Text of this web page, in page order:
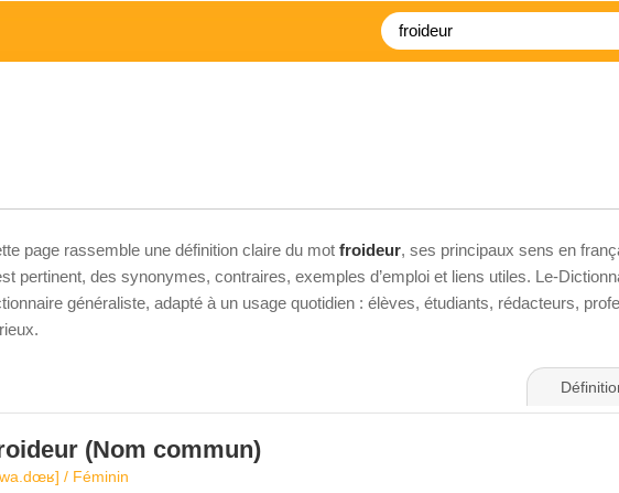
page rassemble une définition claire du mot froideur, ses principaux sens en
pertinent, des synonymes, contraires, exemples d’emploi et liens utiles. Le-
généraliste, adapté à un usage quotidien : élèves, étudiants, rédacteurs,
(Nom commun)
/ Féminin